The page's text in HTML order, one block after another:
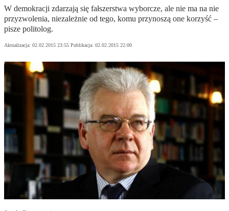
W demokracji zdarzają się fałszerstwa wyborcze, ale nie ma na nie
przyzwolenia, niezależnie od tego, komu przynoszą one korzyść –
pisze politolog.
Aktualizacja: 02.02.2015 23:55 Publikacja: 02.02.2015 22:00